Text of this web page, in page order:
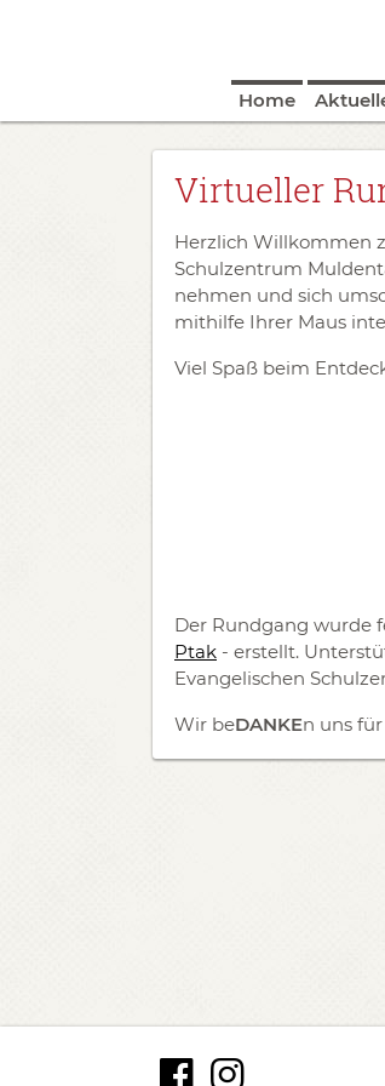
Home
Virtueller
Herzlich Willkommen
Schulzentrum
nehmen und sich
mithilfe Ihrer Maus
Viel Spaß beim
Der Rundgang wurde
Ptak - erstellt.
Evangelischen
Wir beDANKEn uns